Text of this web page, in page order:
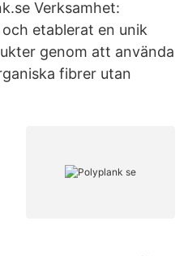
Verksamhet:
etablerat en unik
genom att använda
fibrer utan